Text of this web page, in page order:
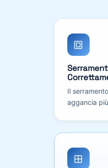
Il
aggancia